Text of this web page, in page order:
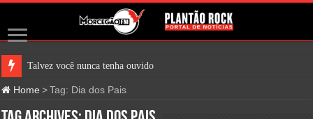
Talvez você nunca tenha ouvido fala
Home > Tag: Dia dos Pais